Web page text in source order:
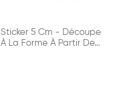
Sticker 5 Cm - Découpe
À La Forme À Partir De...